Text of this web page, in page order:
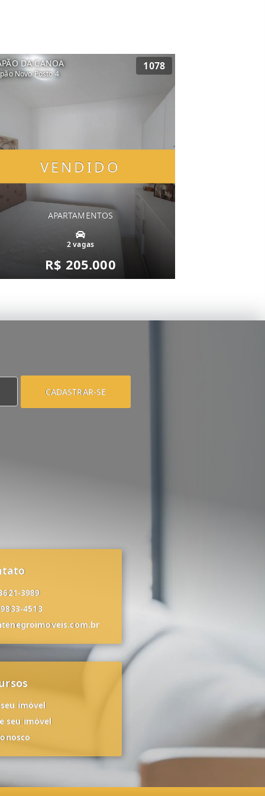
VENDIDO
DA CANOA
Novo Posto 4
1078
APARTAMENTOS
2 vagas
R$ 205.000
CADASTRAR-SE
3989
4513
imóvel
seu imóvel